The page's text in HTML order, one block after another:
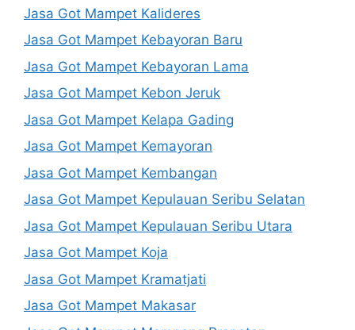
Jasa Got Mampet Kalideres
Jasa Got Mampet Kebayoran Baru
Jasa Got Mampet Kebayoran Lama
Jasa Got Mampet Kebon Jeruk
Jasa Got Mampet Kelapa Gading
Jasa Got Mampet Kemayoran
Jasa Got Mampet Kembangan
Jasa Got Mampet Kepulauan Seribu Selatan
Jasa Got Mampet Kepulauan Seribu Utara
Jasa Got Mampet Koja
Jasa Got Mampet Kramatjati
Jasa Got Mampet Makasar